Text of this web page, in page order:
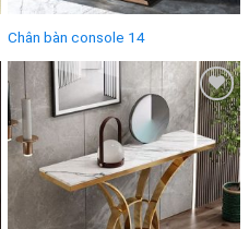
Chân bàn console 14
Add to
wishlist